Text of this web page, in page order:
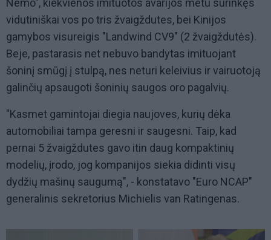
Nemo", kiekvienos imituotos avarijos metu surinkęs
vidutiniškai vos po tris žvaigždutes, bei Kinijos
gamybos visureigis "Landwind CV9" (2 žvaigždutės).
Beje, pastarasis net nebuvo bandytas imituojant
šoninį smūgį į stulpą, nes neturi keleivius ir vairuotoją
galinčių apsaugoti šoninių saugos oro pagalvių.
"Kasmet gamintojai diegia naujoves, kurių dėka
automobiliai tampa geresni ir saugesni. Taip, kad
pernai 5 žvaigždutes gavo itin daug kompaktinių
modelių, įrodo, jog kompanijos siekia didinti visų
dydžių mašinų saugumą", - konstatavo "Euro NCAP"
generalinis sekretorius Michielis van Ratingenas.